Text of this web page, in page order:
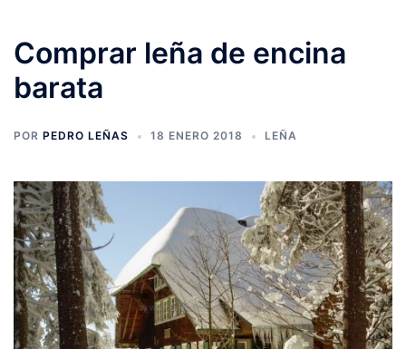
Comprar leña de encina
barata
POR PEDRO LEÑAS 18 ENERO 2018 LEÑA